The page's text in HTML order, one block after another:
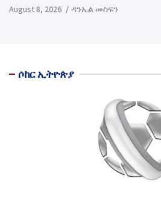
August 8, 2026 ዳንኤል መስፍን
ሶከር ኢትዮጵያ